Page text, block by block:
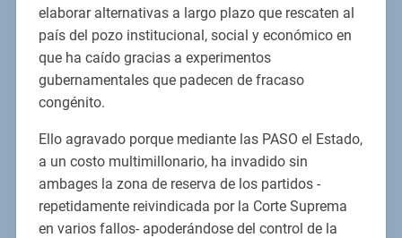
elaborar alternativas a largo plazo que rescaten al
país del pozo institucional, social y económico en
que ha caído gracias a experimentos
gubernamentales que padecen de fracaso
congénito.
Ello agravado porque mediante las PASO el Estado,
a un costo multimillonario, ha invadido sin
ambages la zona de reserva de los partidos -
repetidamente reivindicada por la Corte Suprema
en varios fallos- apoderándose del control de la